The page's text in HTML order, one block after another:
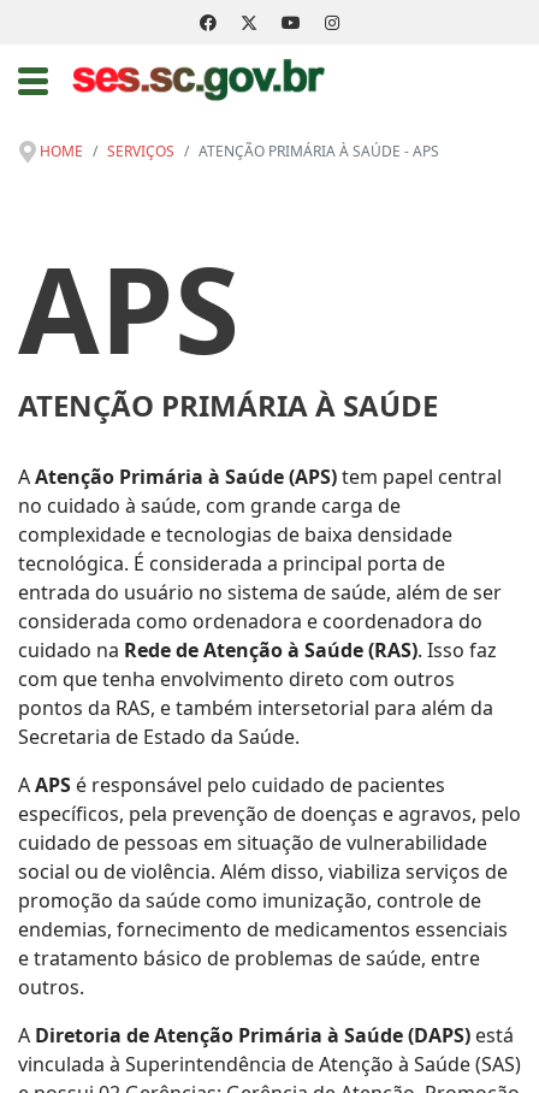
HOME SERVIÇOS ATENÇÃO PRIMÁRIA À SAÚDE - APS
APS
ATENÇÃO PRIMÁRIA À SAÚDE
AAtenção Primária à Saúde (APS)tem papel central
no cuidado à saúde, com grande carga de
complexidade e tecnologias de baixa densidade
tecnológica. É considerada a principal porta de
entrada do usuário no sistema de saúde, além de ser
considerada como ordenadora e coordenadora do
cuidado na Rede de Atenção à Saúde (RAS). Isso faz
com que tenha envolvimento direto com outros
pontos da RAS, e também intersetorial para além da
Secretaria de Estado da Saúde.
AAPS é responsável pelo cuidado de pacientes
específicos, pela prevenção de doenças e agravos, pelo
cuidado de pessoas em situação de vulnerabilidade
social ou de violência. Além disso, viabiliza serviços de
promoção da saúde como imunização, controle de
endemias, fornecimento de medicamentos essenciais
e tratamento básico de problemas de saúde, entre
outros.
A Diretoria de Atenção Primária à Saúde (DAPS) está
vinculada à Superintendência de Atenção à Saúde (SAS)